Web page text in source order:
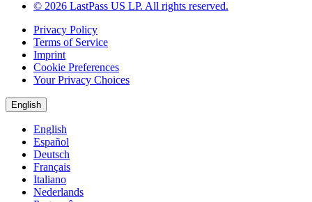
© 2026 LastPass US LP. All rights reserved.
Privacy Policy
Terms of Service
Imprint
Cookie Preferences
Your Privacy Choices
English
English
Español
Deutsch
Français
Italiano
Nederlands